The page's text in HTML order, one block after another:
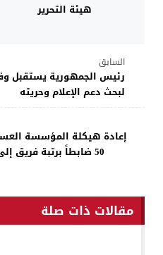
هيئة التحرير
السابق
رئيس الجمهورية يستقبل
لبحث دعم الإعلام وحريته
إعادة هيكلة المؤسسة
50 ضابطاً برتبة فريق
مقالات ذات صلة